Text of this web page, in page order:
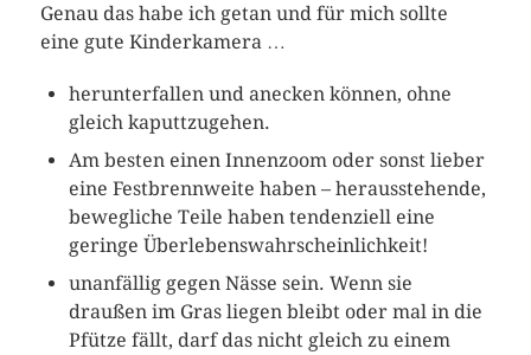
Genau das habe ich getan und für mich sollte
eine gute Kinderkamera …
herunterfallen und anecken können, ohne
gleich kaputtzugehen.
Am besten einen Innenzoom oder sonst lieber
eine Festbrennweite haben – herausstehende,
bewegliche Teile haben tendenziell eine
geringe Überlebenswahrscheinlichkeit!
unanfällig gegen Nässe sein. Wenn sie
draußen im Gras liegen bleibt oder mal in die
Pfütze fällt, darf das nicht gleich zu einem